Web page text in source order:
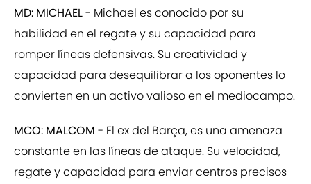
MD: MICHAEL- Michael es conocido por su
habilidad en el regate y su capacidad para
romper líneas defensivas. Su creatividad y
capacidad para desequilibrar a los oponentes lo
convierten en un activo valioso en el mediocampo.
MCO: MALCOM - El ex del Barça, es una amenaza
constante en las líneas de ataque. Su velocidad,
regate y capacidad para enviar centros precisos